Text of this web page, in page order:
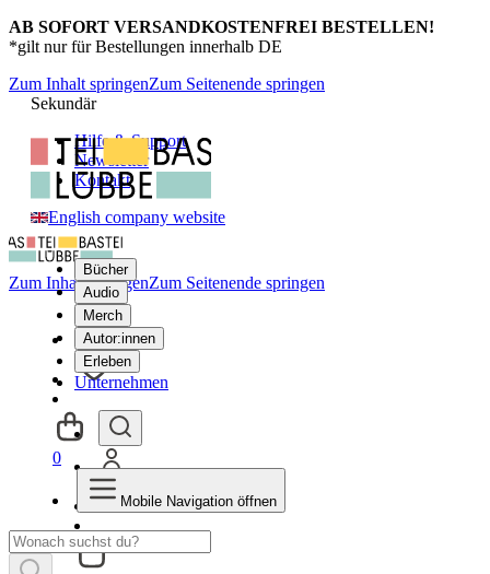
AB SOFORT VERSANDKOSTENFREI BESTELLEN!
*gilt nur für Bestellungen innerhalb DE
Zum Inhalt springenZum Seitenende springen
Sekundär
Hilfe & Support
Newsletter
Kontakt
English company website
Bücher
Audio
Merch
Autor:innen
Erleben
Unternehmen
Zum Inhalt springenZum Seitenende springen
0
Mobile Navigation öffnen